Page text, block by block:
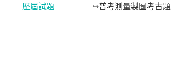
歷屆試題
↪普考測量製圖考古題